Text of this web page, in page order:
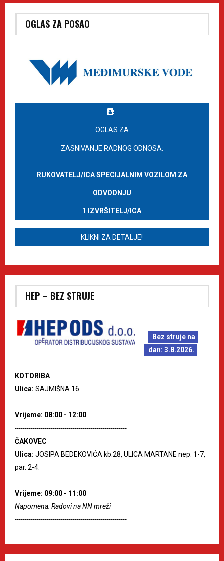
OGLAS ZA POSAO
OGLAS ZA
ZASNIVANJE RADNOG ODNOSA:
RUKOVATELJ/ICA SPECIJALNIM VOZILOM ZA
ODVODNJU
1 IZVRŠITELJ/ICA
KLIKNI ZA DETALJE!
HEP – BEZ STRUJE
Bez struje na
dan: 3.8.2026.
KOTORIBA
Ulica: SAJMIŠNA 16.
Vrijeme: 08:00 - 12:00
--------------------------------------------------------
ČAKOVEC
Ulica: JOSIPA BEDEKOVIĆA kb.28, ULICA MARTANE nep. 1-7,
par. 2-4.
Vrijeme: 09:00 - 11:00
Napomena: Radovi na NN mreži
--------------------------------------------------------